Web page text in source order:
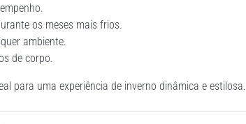
os meses mais frios.
ambiente.
de corpo.
para uma experiência de inverno dinâmica e estilosa.